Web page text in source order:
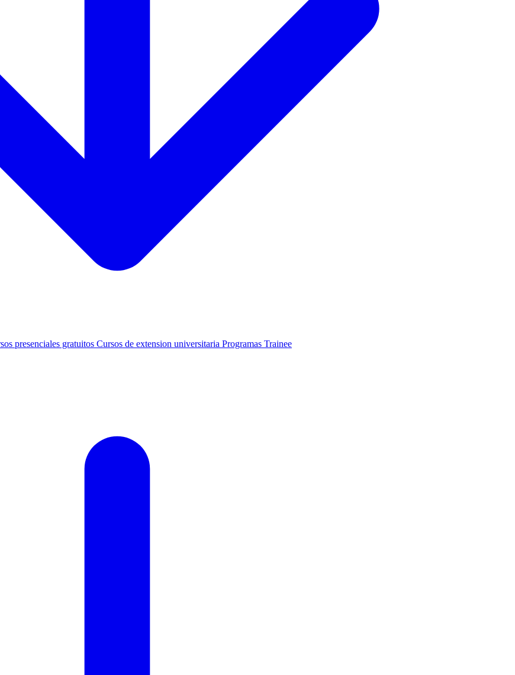
presenciales gratuitos Cursos de extension universitaria Programas Trainee